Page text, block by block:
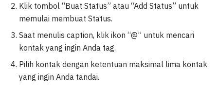
Klik tombol “Buat Status” atau “Add Status” untuk
memulai membuat Status.
Saat menulis caption, klik ikon “@” untuk mencari
kontak yang ingin Anda tag.
Pilih kontak dengan ketentuan maksimal lima kontak
yang ingin Anda tandai.